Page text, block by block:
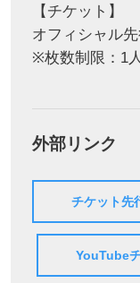
【チケット】
オフィシャル
※枚数制限：1
外部リンク
チケット先
YouTube